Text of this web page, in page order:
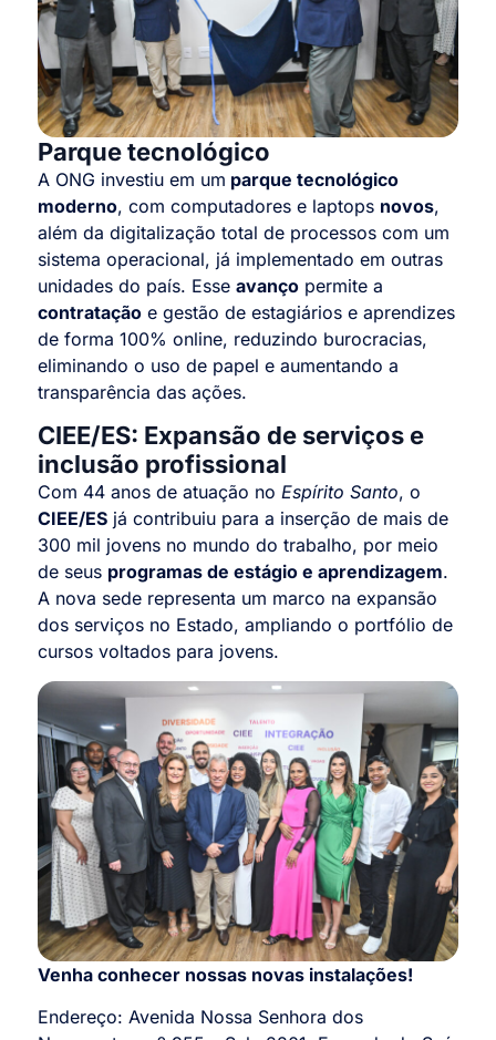
Parque tecnológico
A ONG investiu em um parque tecnológico
moderno, com computadores e laptops novos,
além da digitalização total de processos com um
sistema operacional, já implementado em outras
unidades do país. Esse avanço permite a
contratação e gestão de estagiários e aprendizes
de forma 100% online, reduzindo burocracias,
eliminando o uso de papel e aumentando a
transparência das ações.
CIEE/ES: Expansão de serviços e
inclusão profissional
Com 44 anos de atuação no Espírito Santo, o
CIEE/ES já contribuiu para a inserção de mais de
300 mil jovens no mundo do trabalho, por meio
de seus programas de estágio e aprendizagem.
A nova sede representa um marco na expansão
dos serviços no Estado, ampliando o portfólio de
cursos voltados para jovens.
Venha conhecer nossas novas instalações!
Endereço: Avenida Nossa Senhora dos